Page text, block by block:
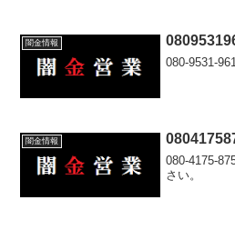
闇金情報
080-9531-
闇金情報
080-4175-
さい。